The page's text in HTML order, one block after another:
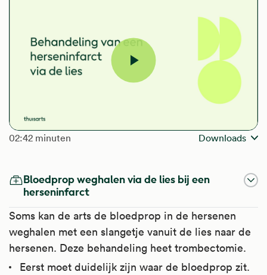
Video
afspelen
The length of the video is
02:42 minuten Downloads
Bloedprop weghalen via de lies bij een
herseninfarct
Soms kan de arts de bloedprop in de hersenen
weghalen met een slangetje vanuit de lies naar de
hersenen. Deze behandeling heet trombectomie.
Eerst moet duidelijk zijn waar de bloedprop zit.